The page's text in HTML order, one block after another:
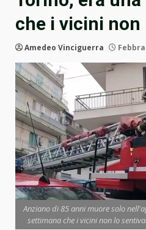
che i vicini non
Amedeo Vinciguerra
Anziano di 85 anni muore solo
settimana che i vicini non lo